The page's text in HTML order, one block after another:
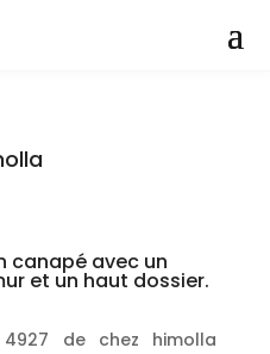
canapé avec un
et un haut dossier.
4927 de chez himolla